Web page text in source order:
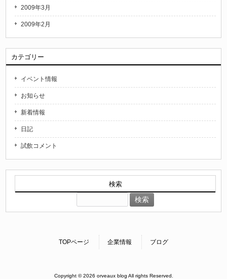
2009年3月
2009年2月
カテゴリー
イベント情報
お知らせ
新着情報
日記
試飲コメント
検索
索:
TOPページ 企業情報 ブログ
Copyright © 2026 orveaux blog All rights Reserved.